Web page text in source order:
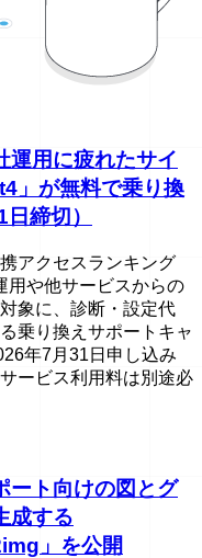
運用に疲れたサイ
」が無料で乗り換
締切）
アクセスランキング
用や他サービスからの
象に、診断・設定代
乗り換えサポートキャ
年7月31日申し込み
ービス利用料は別途必
ート向けの図とグ
成する
」を公開